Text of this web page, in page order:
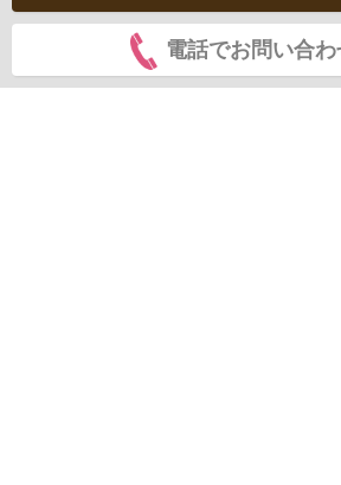
電話でお問い合